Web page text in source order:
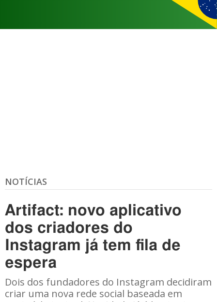
NOTÍCIAS
Artifact: novo aplicativo
dos criadores do
Instagram já tem fila de
espera
Dois dos fundadores do Instagram decidiram
criar uma nova rede social baseada em